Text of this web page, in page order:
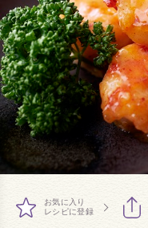
お気に入り
レシピに登録